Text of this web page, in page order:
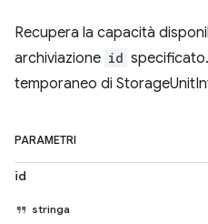
Recupera la capacità
archiviazione id specificato.
temporaneo di
PARAMETRI
id
stringa